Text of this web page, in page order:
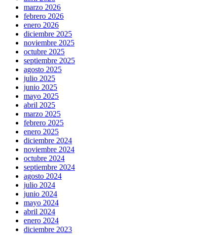
marzo 2026
febrero 2026
enero 2026
diciembre 2025
noviembre 2025
octubre 2025
septiembre 2025
agosto 2025
julio 2025
junio 2025
mayo 2025
abril 2025
marzo 2025
febrero 2025
enero 2025
diciembre 2024
noviembre 2024
octubre 2024
septiembre 2024
agosto 2024
julio 2024
junio 2024
mayo 2024
abril 2024
enero 2024
diciembre 2023